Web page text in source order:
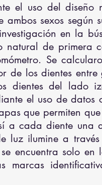
el uso del diseño
sexos según
en la
natural de primera
Se
de los dientes entre
dientes del lado
el uso de datos
que permiten
a cada diente una
luz ilumine a
encuentra solo en
marcas